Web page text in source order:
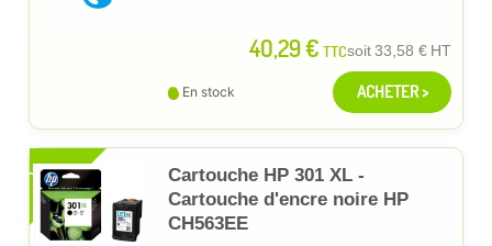
40,29 € TTCsoit33,58 € HT
En stock ACHETER >
XL
Cartouche HP 301 XL -
Cartouche d'encre noire HP
CH563EE